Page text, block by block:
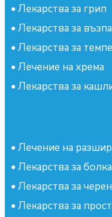
• Лекарства за грип
• Лекарства за
• Лекарства за
• Лечение на хрема
• Лекарства за
• Лечение на
• Лекарства за
• Лекарства за
• Лекарства за